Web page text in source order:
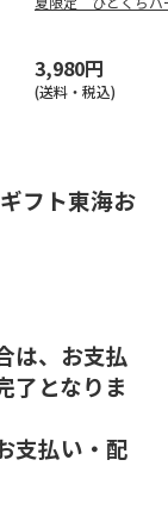
3,980円
(送料・税込)
フト東海お
は、お支払
了となりま
支払い・配